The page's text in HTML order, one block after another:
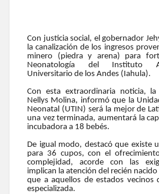
Con justicia social, el gobernador
la canalización de los ingresos
minero (piedra y arena) para
Neonatología del Instituto
Universitario de los Andes (Iahula).
Con esta extraordinaria noticia,
Nellys Molina, informó que la
Neonatal (UTIN) será la mejor de
una vez terminada, aumentará la
incubadora a 18 bebés.
De igual modo, destacó que existe
para 36 cupos, con el
complejidad, acorde con las
implican la atención del recién nacido
que a aquellos de estados vecinos
especializada.